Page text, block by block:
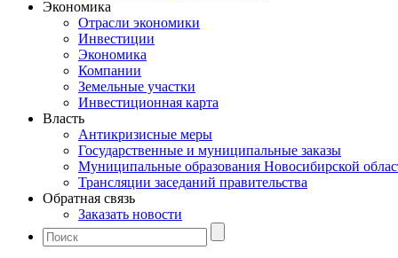
Экономика
Отрасли экономики
Инвестиции
Экономика
Компании
Земельные участки
Инвестиционная карта
Власть
Антикризисные меры
Государственные и муниципальные заказы
Муниципальные образования Новосибирской
Трансляции заседаний правительства
Обратная связь
Заказать новости